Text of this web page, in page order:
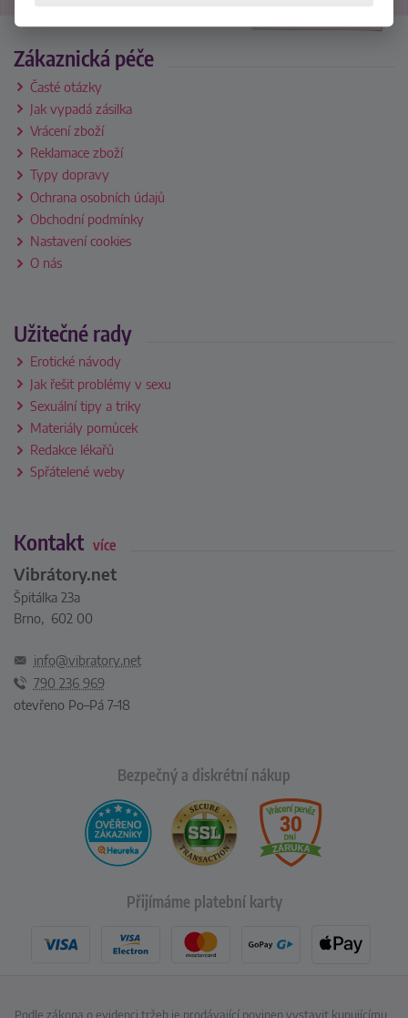
Zákaznická péče
Časté otázky
Jak vypadá zásilka
Vrácení zboží
Reklamace zboží
Typy dopravy
Ochrana osobních údajů
Obchodní podmínky
Nastavení cookies
O nás
Užitečné rady
Erotické návody
Jak řešit problémy v sexu
Sexuální tipy a triky
Materiály pomůcek
Redakce lékařů
Spřátelené weby
Kontakt více
Vibrátory.net
Špitálka 23a
Brno, 602 00
info@vibratory.net
790 236 969
otevřeno Po–Pá 7–18
Bezpečný a diskrétní nákup
Přijímáme platební karty
Podle zákona o evidenci tržeb je prodávající povinen vystavit kupujícímu